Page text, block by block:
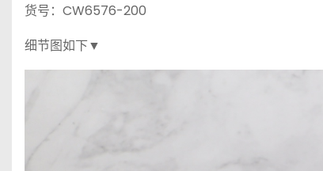
货号：CW6576-200
细节图如下▼